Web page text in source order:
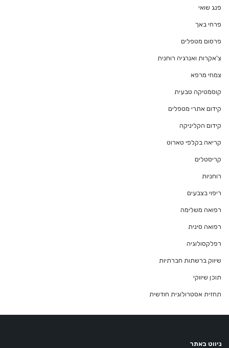
פנג שואי
פרחי באך
פרסום מטפלים
צ'אקרות ואנרגיה רוחנית
צמחי מרפא
קוסמטיקה טבעית
קידום אתרי מטפלים
קידום הקליניקה
קריאה בקלפי טארוט
קריסטלים
רוחניות
ריפוי בצבעים
רפואה משלימה
רפואה סינית
רפלקסולוגיה
שיווק ברשתות חברתיות
תוכן שיווקי
תחזית אסטרולוגית חודשית
ניווט באתר